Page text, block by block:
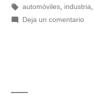
automóviles, industria,
Deja un comentario